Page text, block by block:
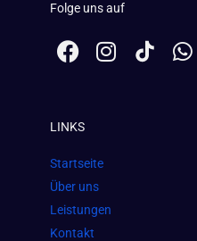
Folge uns auf
F
a
b
o
o
k
I
n
m
W
h
LINKS
Startseite
Über uns
Leistungen
Kontakt